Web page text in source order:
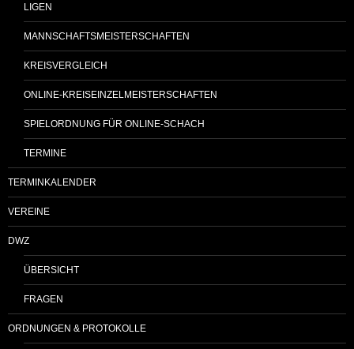
LIGEN
MANNSCHAFTSMEISTERSCHAFTEN
KREISVERGLEICH
ONLINE-KREISEINZELMEISTERSCHAFTEN
SPIELORDNUNG FÜR ONLINE-SCHACH
TERMINE
TERMINKALENDER
VEREINE
DWZ
ÜBERSICHT
FRAGEN
ORDNUNGEN & PROTOKOLLE